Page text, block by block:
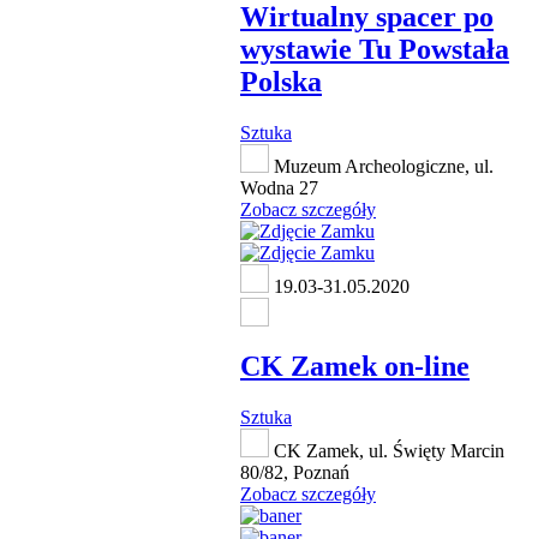
Wirtualny spacer po
wystawie Tu Powstała
Polska
Sztuka
Muzeum Archeologiczne, ul.
Wodna 27
Zobacz szczegóły
19.03-31.05.2020
CK Zamek on-line
Sztuka
CK Zamek, ul. Święty Marcin
80/82, Poznań
Zobacz szczegóły